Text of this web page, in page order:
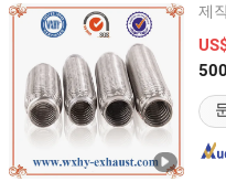
제
WUXI XISHAN HUANYU
Jiangsu, China